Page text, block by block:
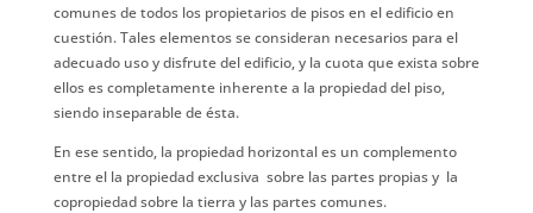
comunes de todos los propietarios de pisos en el edificio en
cuestión. Tales elementos se consideran necesarios para el
adecuado uso y disfrute del edificio, y la cuota que exista sobre
ellos es completamente inherente a la propiedad del piso,
siendo inseparable de ésta.
En ese sentido, la propiedad horizontal es un complemento
entre el la propiedad exclusiva sobre las partes propias y la
copropiedad sobre la tierra y las partes comunes.